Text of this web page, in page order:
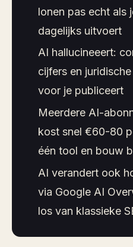
lonen pas echt als
dagelijks uitvoert
AI hallucineeert:
cijfers en
voor je publiceert
Meerdere AI-
kost snel €60-80
één tool en bouw
AI verandert ook
via Google AI
los van klassieke